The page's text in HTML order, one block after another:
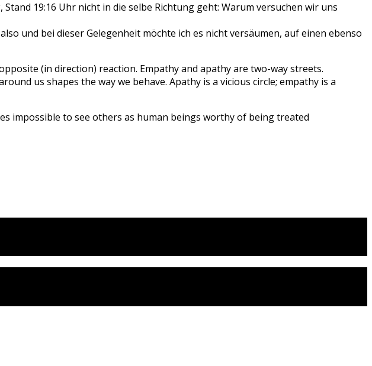
19:16 Uhr nicht in die selbe Richtung geht: Warum versuchen wir uns
und bei dieser Gelegenheit möchte ich es nicht versäumen, auf einen ebenso
(in direction) reaction. Empathy and apathy are two-way streets.
us shapes the way we behave. Apathy is a vicious circle; empathy is a
impossible to see others as human beings worthy of being treated